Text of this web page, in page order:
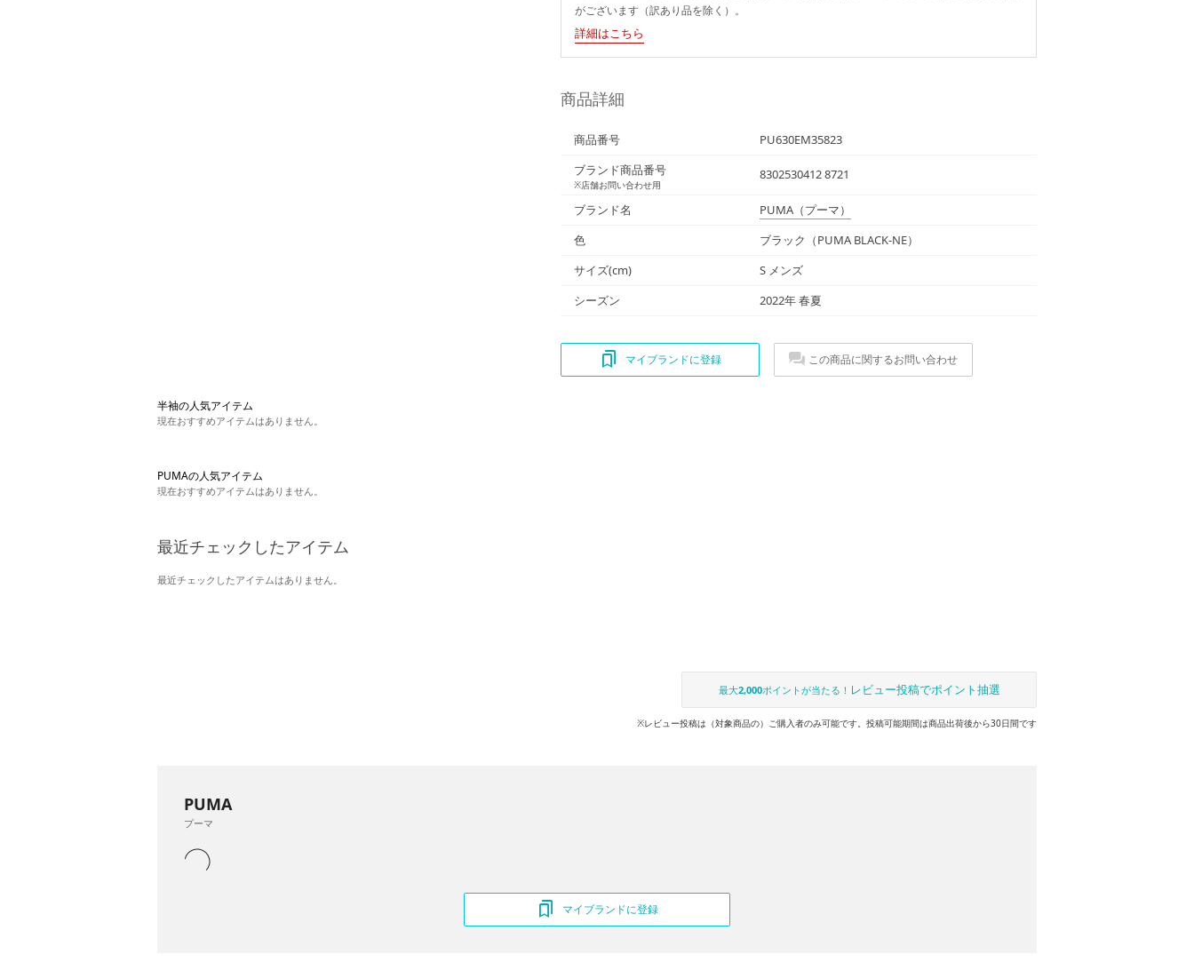
がございます（訳あり品を除く）。
詳細はこちら
商品詳細
商品番号
PU630EM35823
ブランド商品番号
※店舗お問い合わせ用
8302530412 8721
ブランド名 PUMA （プーマ）
色
ブラック（PUMA BLACK-NE）
サイズ(cm)
S メンズ
シーズン
2022年 春夏
マイブランドに登録 この商品に関するお問い合わせ
半袖の人気アイテム
現在おすすめアイテムはありません。
PUMAの人気アイテム
現在おすすめアイテムはありません。
最近チェックしたアイテム
最近チェックしたアイテムはありません。
最大2,000ポイントが当たる！ レビュー投稿でポイント抽選
※レビュー投稿は（対象商品の）ご購入者のみ可能です。投稿可能期間は商品出荷後から30日間です
PUMA
プーマ
マイブランドに登録